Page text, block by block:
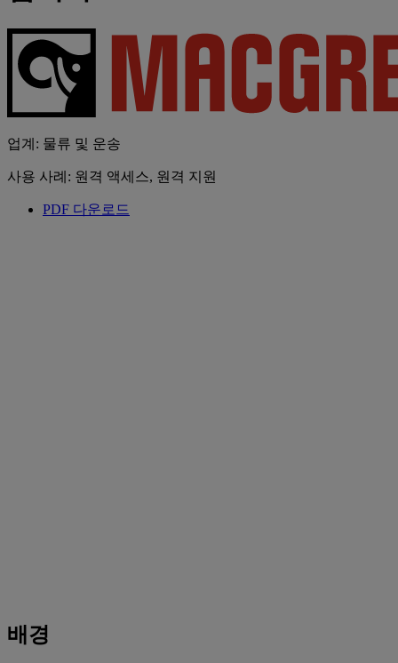
업계: 물류 및 운송
사용 사례: 원격 액세스, 원격 지원
PDF 다운로드
배경